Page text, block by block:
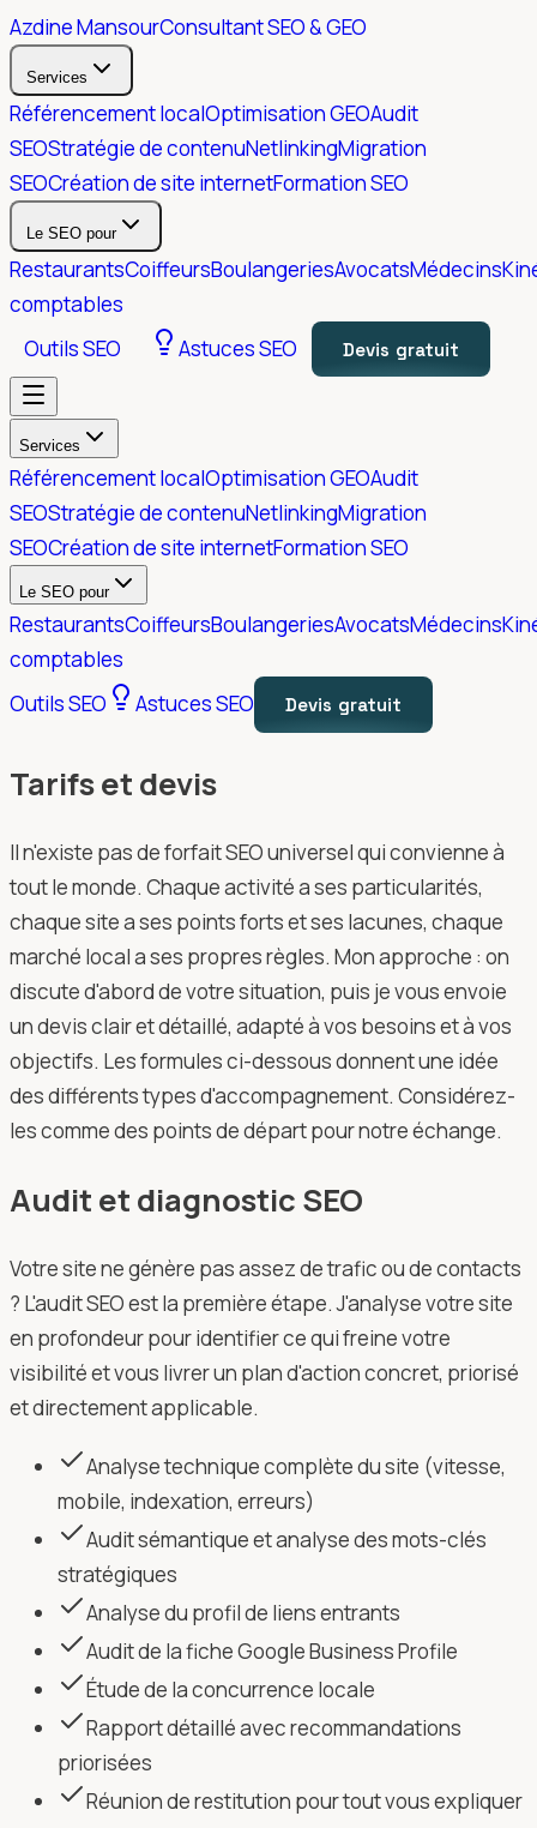
Azdine MansourConsultant SEO & GEO
Services
Référencement localOptimisation GEOAudit
SEOStratégie de contenuNetlinkingMigration
SEOCréation de site internetFormation SEO
Le SEO pour
RestaurantsCoiffeursBoulangeriesAvocatsMédecins
comptables
Outils SEO
Astuces SEO Devis gratuit
Services
Référencement localOptimisation GEOAudit
SEOStratégie de contenuNetlinkingMigration
SEOCréation de site internetFormation SEO
Le SEO pour
RestaurantsCoiffeursBoulangeriesAvocatsMédecins
comptables
Outils SEO
Astuces SEO Devis gratuit
Tarifs et devis
Il n'existe pas de forfait SEO universel qui convienne à
tout le monde. Chaque activité a ses particularités,
chaque site a ses points forts et ses lacunes, chaque
marché local a ses propres règles. Mon approche : on
discute d'abord de votre situation, puis je vous envoie
un devis clair et détaillé, adapté à vos besoins et à vos
objectifs. Les formules ci-dessous donnent une idée
des différents types d'accompagnement. Considérez-
les comme des points de départ pour notre échange.
Audit et diagnostic SEO
Votre site ne génère pas assez de trafic ou de contacts
? L'audit SEO est la première étape. J'analyse votre site
en profondeur pour identifier ce qui freine votre
visibilité et vous livrer un plan d'action concret, priorisé
et directement applicable.
Analyse technique complète du site (vitesse,
mobile, indexation, erreurs)
Audit sémantique et analyse des mots-clés
stratégiques
Analyse du profil de liens entrants
Audit de la fiche Google Business Profile
Étude de la concurrence locale
Rapport détaillé avec recommandations
priorisées
Réunion de restitution pour tout vous expliquer